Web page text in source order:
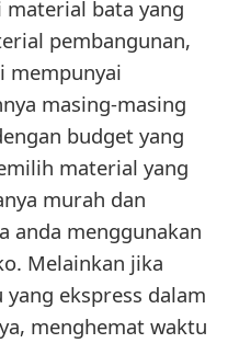
bata yang
pembangunan,
mempunyai
masing-masing
budget yang
material yang
murah dan
anda menggunakan
Melainkan jika
ekspress dalam
menghemat waktu